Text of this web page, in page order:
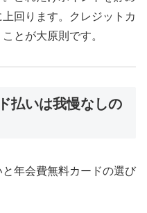
回ります。クレジットカ
とが大原則です。
払いは我慢なしの
年会費無料カードの選び